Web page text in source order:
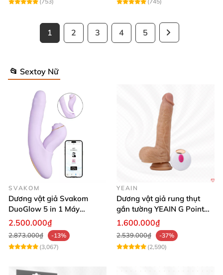
1 2 3 4 5
📂 Sextoy Nữ
SVAKOM
Dương vật giả Svakom
DuoGlow 5 in 1 Máy
Massage Điểm G & Âm Vật
Điều Khiển App
2.500.000₫
2.873.000₫
-13%
(3,067)
YEAIN
Dương vật giả rung thụt
gắn tường YEAIN G Point
siêu thực điều khiển từ xa
1.600.000₫
2.539.000₫
-37%
(2,590)